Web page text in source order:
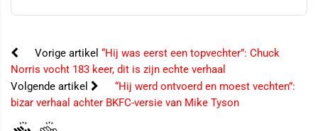
Vorige artikel “Hij was eerst een topvechter”: Chuck
Norris vocht 183 keer, dit is zijn echte verhaal
Volgende artikel
“Hij werd ontvoerd en moest vechten”:
bizar verhaal achter BKFC-versie van Mike Tyson